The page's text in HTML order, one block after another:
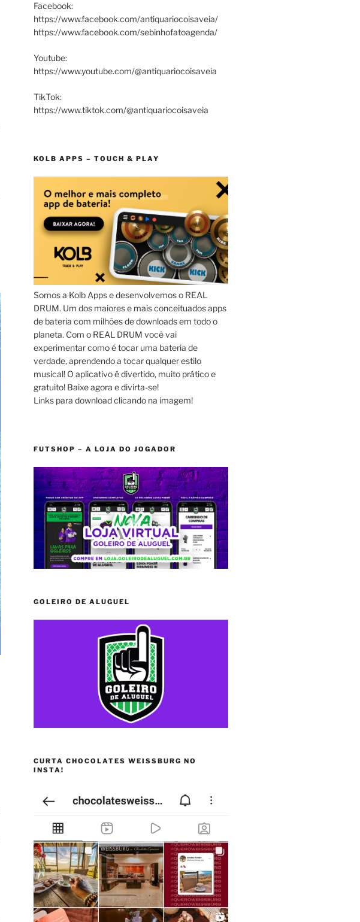
Facebook:
https://www.facebook.com/antiquariocoisaveia/
https://www.facebook.com/sebinhofatoagenda/
Youtube:
https://www.youtube.com/@antiquariocoisaveia
TikTok:
https://www.tiktok.com/@antiquariocoisaveia
KOLB APPS – TOUCH & PLAY
Somos a Kolb Apps e desenvolvemos o REAL
DRUM. Um dos maiores e mais conceituados apps
de bateria com milhões de downloads em todo o
planeta. Com o REAL DRUM você vai
experimentar como é tocar uma bateria de
verdade, aprendendo a tocar qualquer estilo
musical! O aplicativo é divertido, muito prático e
gratuito! Baixe agora e divirta-se!
Links para download clicando na imagem!
FUTSHOP – A LOJA DO JOGADOR
GOLEIRO DE ALUGUEL
CURTA CHOCOLATES WEISSBURG NO
INSTA!